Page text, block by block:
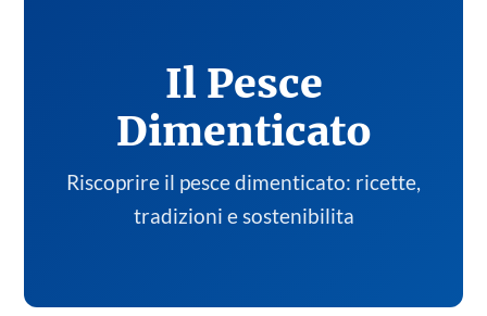
Il Pesce
Dimenticato
Riscoprire il pesce dimenticato: ricette,
tradizioni e sostenibilita